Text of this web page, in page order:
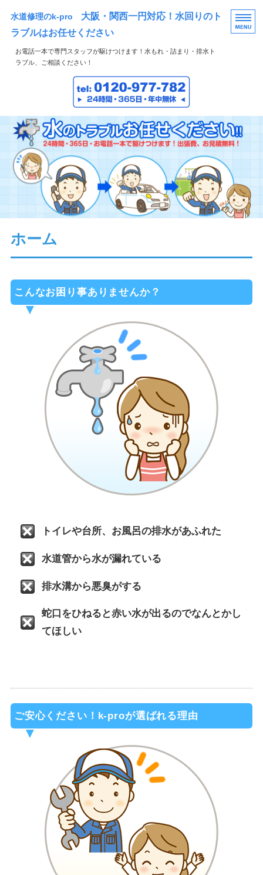
水道修理のk-pro 大阪・関西一円対応！水回りのト
ラブルはお任せください
お電話一本で専門スタッフが駆けつけます！水もれ・詰まり・排水ト
ラブル、ご相談ください！
HOME
サービス・料金
作業の流れ
会社案内
ホーム
こんなお困り事ありませんか？
トイレや台所、お風呂の排水があふれた
水道管から水が漏れている
排水溝から悪臭がする
蛇口をひねると赤い水が出るのでなんとかし
てほしい
ご安心ください！k-proが選ばれる理由